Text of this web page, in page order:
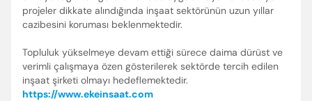
projeler dikkate alındığında inşaat sektörünün uzun yıllar
cazibesini koruması beklenmektedir.
Topluluk yükselmeye devam ettiği sürece daima dürüst ve
verimli çalışmaya özen gösterilerek sektörde tercih edilen
inşaat şirketi olmayı hedeflemektedir.
https://www.ekeinsaat.com